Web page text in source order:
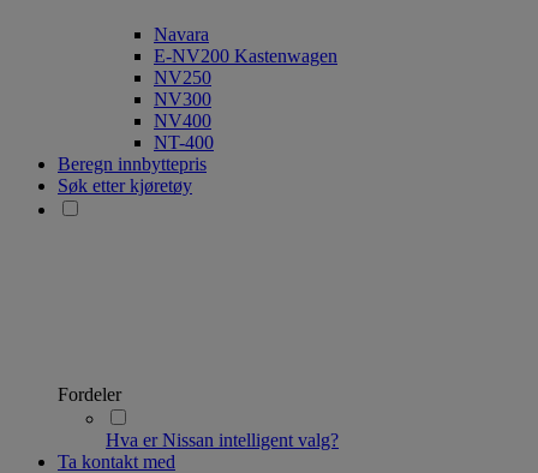
Navara
E-NV200 Kastenwagen
NV250
NV300
NV400
NT-400
Beregn innbyttepris
Søk etter kjøretøy
Fordeler
Hva er Nissan intelligent valg?
Ta kontakt med